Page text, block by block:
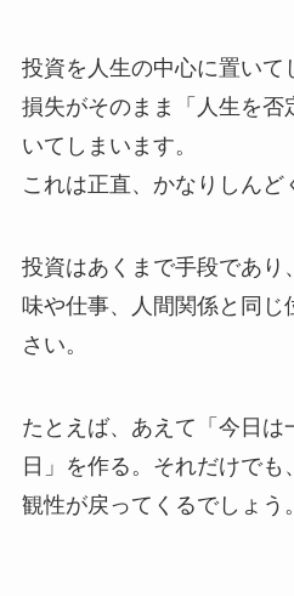
投資を人生の中心に置いて
損失がそのまま「人生を否
いてしまいます。
これは正直、かなりしんど
投資はあくまで手段であり
味や仕事、人間関係と同じ
さい。
たとえば、あえて「今日は
日」を作る。 それだけでも
観性が戻ってくるでしょう。